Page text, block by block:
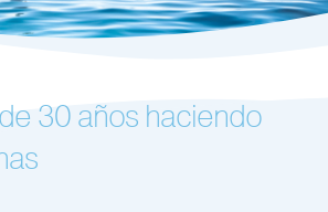
30 años haciendo